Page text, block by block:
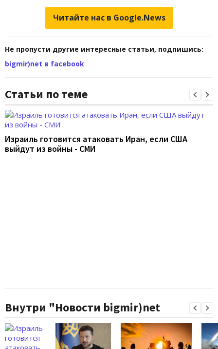
Читайте нас в Google.News
Не пропусти другие интересные статьи, подпишись:
bigmir)net в facebook
Статьи по теме
Израиль готовится атаковать Иран, если США
выйдут из войны - СМИ
Внутри "Новости bigmir)net